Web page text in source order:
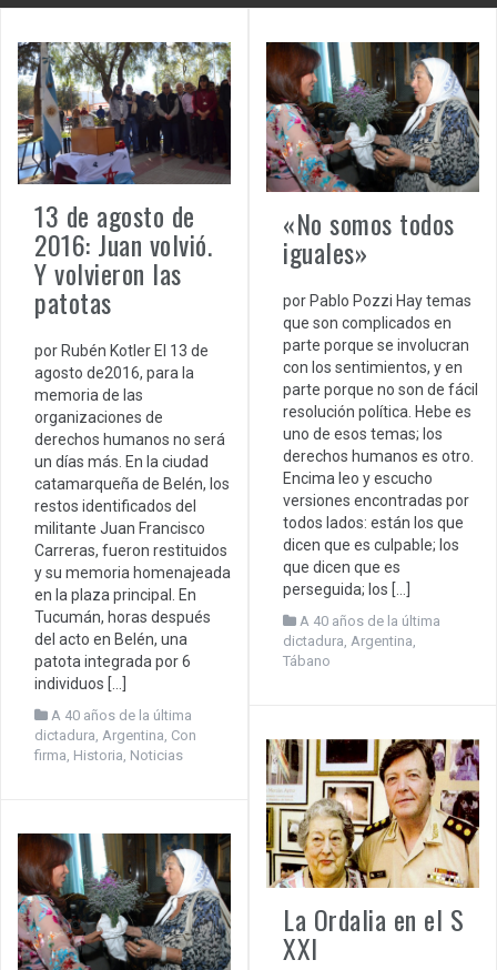
13 de agosto de
2016: Juan volvió.
Y volvieron las
patotas
por Rubén Kotler El 13 de
agosto de2016, para la
memoria de las
organizaciones de
derechos humanos no será
un días más. En la ciudad
catamarqueña de Belén, los
restos identificados del
militante Juan Francisco
Carreras, fueron restituidos
y su memoria homenajeada
en la plaza principal. En
Tucumán, horas después
del acto en Belén, una
patota integrada por 6
individuos […]
A 40 años de la última
dictadura, Argentina, Con
firma, Historia, Noticias
«No somos todos
iguales»
por Pablo Pozzi Hay temas
que son complicados en
parte porque se involucran
con los sentimientos, y en
parte porque no son de fácil
resolución política. Hebe es
uno de esos temas; los
derechos humanos es otro.
Encima leo y escucho
versiones encontradas por
todos lados: están los que
dicen que es culpable; los
que dicen que es
perseguida; los […]
A 40 años de la última
dictadura Argentina
Tábano
La Ordalia en el S
XXI